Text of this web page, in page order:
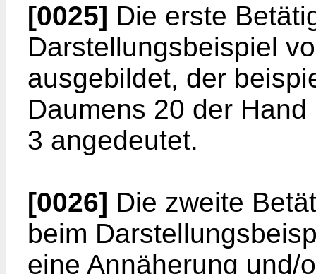
[0025] Die erste
Darstellungsbeispiel
ausgebildet, der
Daumens 20 der
3 angedeutet.
[0026] Die zweite
beim
eine Annäherung und/